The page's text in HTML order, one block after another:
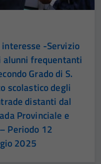
-Servizio
frequentanti
Grado di S.
scolastico degli
distanti dal
Provinciale e
Periodo 12
2025